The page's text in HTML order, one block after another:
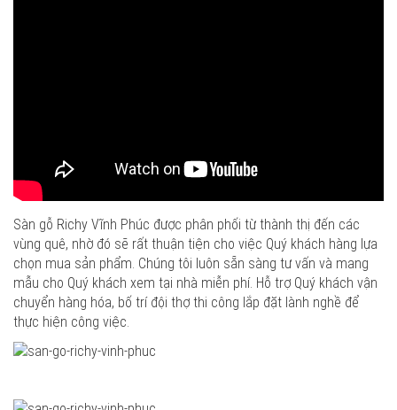
Sàn gỗ Richy Vĩnh Phúc được phân phối từ thành thị đến các
vùng quê, nhờ đó sẽ rất thuận tiện cho việc Quý khách hàng lựa
chọn mua sản phẩm. Chúng tôi luôn sẵn sàng tư vấn và mang
mẫu cho Quý khách xem tại nhà miễn phí. Hỗ trợ Quý khách vận
chuyển hàng hóa, bố trí đội thợ thi công lắp đặt lành nghề để
thực hiện công việc.